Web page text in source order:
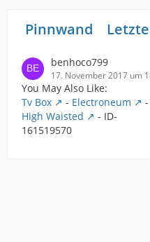
Pinnwand
benhoco799
17. November 2017 um
You May Also Like:
Tv Box
- Electroneum -
High Waisted
- ID-
161519570